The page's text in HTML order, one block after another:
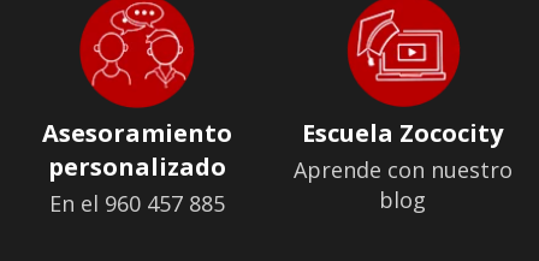
Asesoramiento
personalizado
En el 960 457 885
Escuela Zococity
Aprende con nuestro
blog